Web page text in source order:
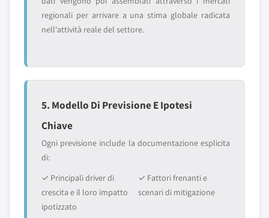
regionali per arrivare a una stima globale radicata
nell'attività reale del settore.
5. Modello Di Previsione E Ipotesi
Chiave
Ogni previsione include la documentazione esplicita
di:
✓ Principali driver di
crescita e il loro impatto
ipotizzato
✓ Fattori frenanti e
scenari di mitigazione